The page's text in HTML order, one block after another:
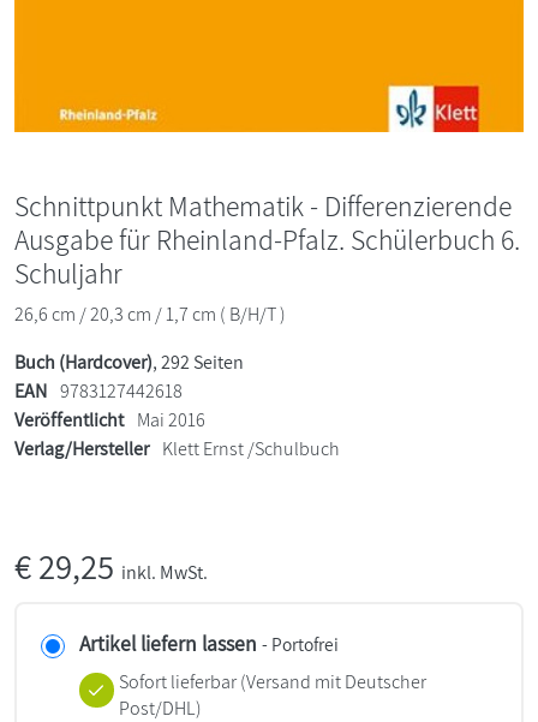
Schnittpunkt Mathematik - Differenzierende
Ausgabe für Rheinland-Pfalz. Schülerbuch 6.
Schuljahr
26,6 cm / 20,3 cm / 1,7 cm ( B/H/T )
Buch (Hardcover), 292 Seiten
EAN 9783127442618
Veröffentlicht Mai 2016
Verlag/Hersteller Klett Ernst /Schulbuch
€29,25 inkl. MwSt.
Artikel liefern lassen - Portofrei
Sofort lieferbar(Versand mit Deutscher
Post/DHL)